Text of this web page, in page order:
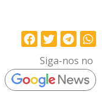
Siga-nos no